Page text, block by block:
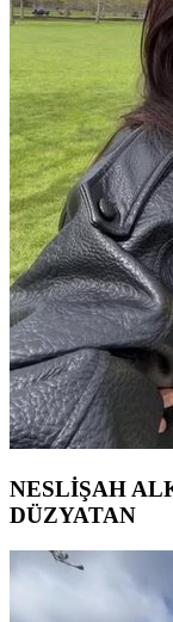
NESLİŞAH
DÜZYATAN